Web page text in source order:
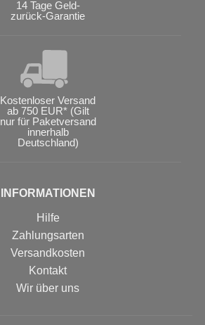
14 Tage Geld-
zurück-Garantie
Kostenloser Versand
ab 750 EUR* (Gilt
nur für Paketversand
innerhalb
Deutschland)
INFORMATIONEN
Hilfe
Zahlungsarten
Versandkosten
Kontakt
Wir über uns